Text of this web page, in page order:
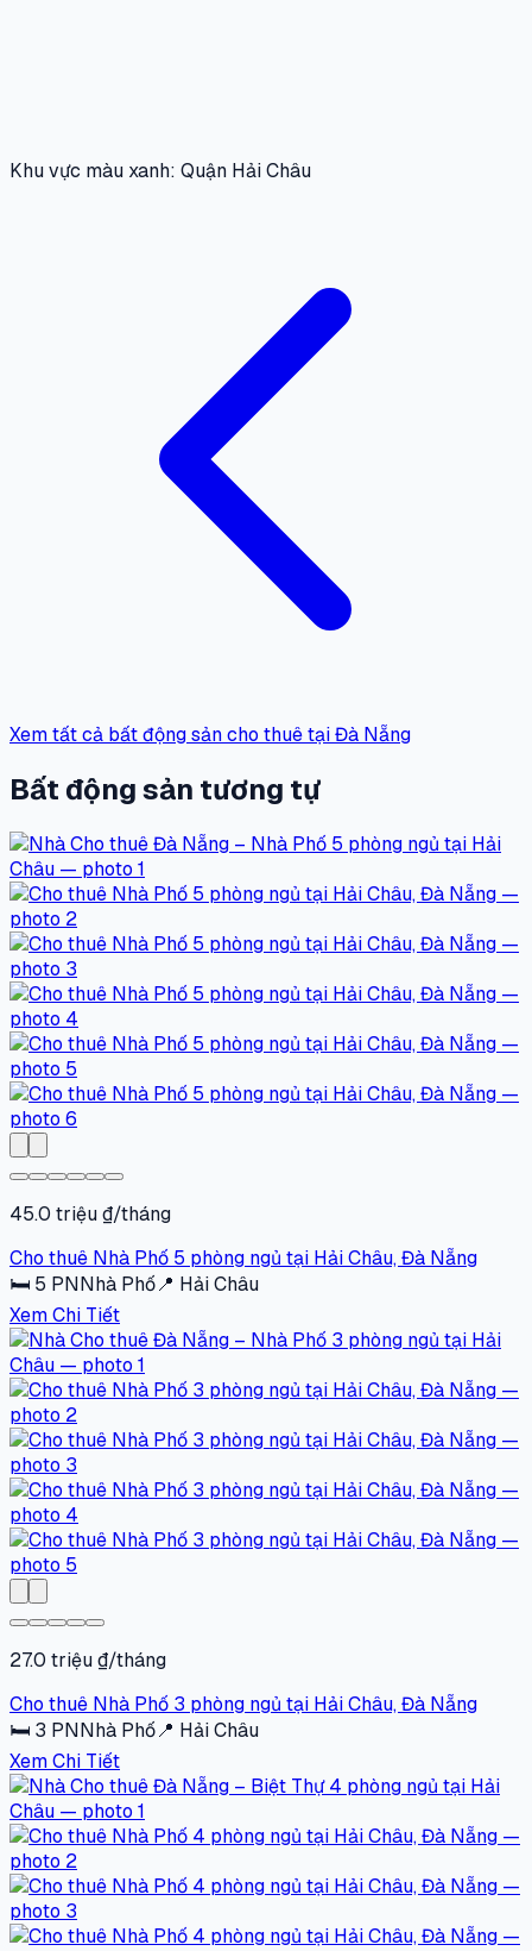
Khu vực màu xanh: Quận Hải Châu
Xem tất cả bất động sản cho thuê tại Đà Nẵng
Bất động sản tương tự
45.0 triệu ₫/tháng
Cho thuê Nhà Phố 5 phòng ngủ tại Hải Châu, Đà Nẵng
🛏 5 PNNhà Phố📍 Hải Châu
Xem Chi Tiết
27.0 triệu ₫/tháng
Cho thuê Nhà Phố 3 phòng ngủ tại Hải Châu, Đà Nẵng
🛏 3 PNNhà Phố📍 Hải Châu
Xem Chi Tiết